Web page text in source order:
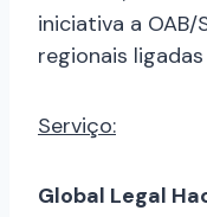
iniciativa a OAB/
regionais
Serviço:
Global Legal